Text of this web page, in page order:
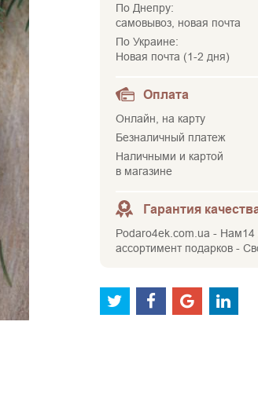
По Днепру:
самовывоз, новая почта
По Украине:
Новая почта (1-2 дня)
Оплата
Онлайн, на карту
Безналичный платеж
Наличными и картой
в магазине
Гарантия
Podaro4ek.com.ua - Нам14
ассортимент подарков -